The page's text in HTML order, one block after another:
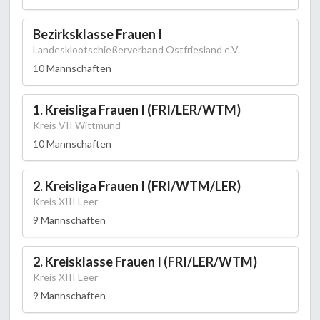
Bezirksklasse Frauen I
Landesklootschießerverband Ostfriesland e.V.
10 Mannschaften
1. Kreisliga Frauen I (FRI/LER/WTM)
Kreis VII Wittmund
10 Mannschaften
2. Kreisliga Frauen I (FRI/WTM/LER)
Kreis XIII Leer
9 Mannschaften
2. Kreisklasse Frauen I (FRI/LER/WTM)
Kreis XIII Leer
9 Mannschaften